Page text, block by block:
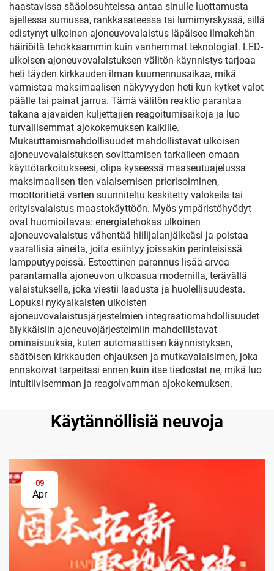
haastavissa sääolosuhteissa antaa sinulle luottamusta
ajellessa sumussa, rankkasateessa tai lumimyrskyssä, sillä
edistynyt ulkoinen ajoneuvovalaistus läpäisee ilmakehän
häiriöitä tehokkaammin kuin vanhemmat teknologiat. LED-
ulkoisen ajoneuvovalaistuksen välitön käynnistys tarjoaa
heti täyden kirkkauden ilman kuumennusaikaa, mikä
varmistaa maksimaalisen näkyvyyden heti kun kytket valot
päälle tai painat jarrua. Tämä välitön reaktio parantaa
takana ajavaiden kuljettajien reagoitumisaikoja ja luo
turvallisemmat ajokokemuksen kaikille.
Mukauttamismahdollisuudet mahdollistavat ulkoisen
ajoneuvovalaistuksen sovittamisen tarkalleen omaan
käyttötarkoitukseesi, olipa kyseessä maaseutuajelussa
maksimaalisen tien valaisemisen priorisoiminen,
moottoritietä varten suunniteltu keskitetty valokeila tai
erityisvalaistus maastokäyttöön. Myös ympäristöhyödyt
ovat huomioitavaa: energiatehokas ulkoinen
ajoneuvovalaistus vähentää hiilijalanjälkeäsi ja poistaa
vaarallisia aineita, joita esiintyy joissakin perinteisissä
lampputyypeissä. Esteettinen parannus lisää arvoa
parantamalla ajoneuvon ulkoasua modernilla, terävällä
valaistuksella, joka viestii laadusta ja huolellisuudesta.
Lopuksi nykyaikaisten ulkoisten
ajoneuvovalaistusjärjestelmien integraatiomahdollisuudet
älykkäisiin ajoneuvojärjestelmiin mahdollistavat
ominaisuuksia, kuten automaattisen käynnistyksen,
säätöisen kirkkauden ohjauksen ja mutkavalaisimen, joka
ennakoivat tarpeitasi ennen kuin itse tiedostat ne, mikä luo
intuitiivisemman ja reagoivamman ajokokemuksen.
Käytännöllisiä neuvoja
09
Apr